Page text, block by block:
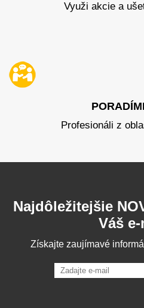
Využi akcie a
Profesionáli z
Najdôležitejšie
Váš
Získajte zaujímavé